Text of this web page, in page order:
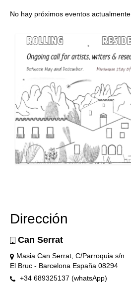
No hay próximos eventos actualmente.
Dirección
Can Serrat
Masia Can Serrat, C/Parroquia s/n
El Bruc - Barcelona España 08294
+34 689325137 (whatsApp)